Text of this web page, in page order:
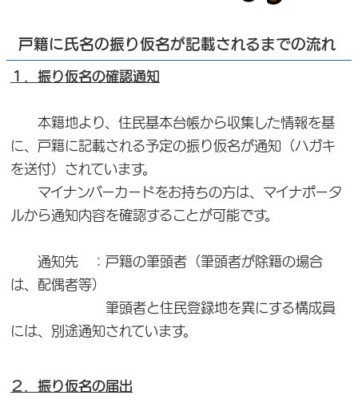
戸籍に氏名の振り仮名が記載されるまでの流れ
１．振り仮名の確認通知
本籍地より、住民基本台帳から収集した情報を基
に、戸籍に記載される予定の振り仮名が通知（ハガキ
を送付）されています。
マイナンバーカードをお持ちの方は、マイナポータ
ルから通知内容を確認することが可能です。
通知先 ：戸籍の筆頭者（筆頭者が除籍の場合
は、配偶者等）
筆頭者と住民登録地を異にする構成員
には、別途通知されています。
２．振り仮名の届出